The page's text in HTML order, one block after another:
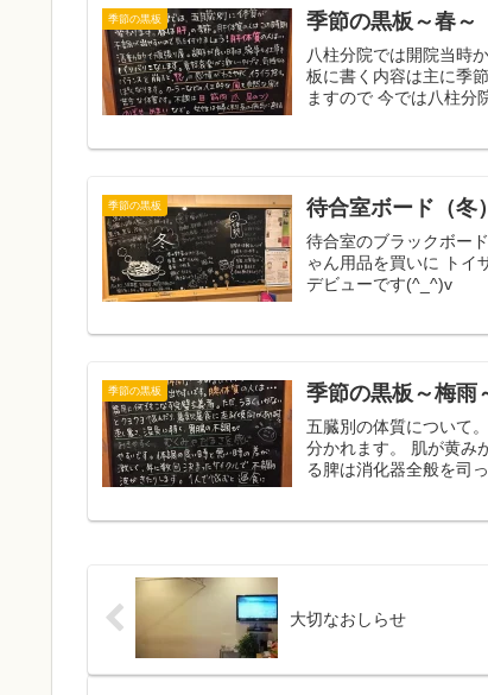
季節の黒板 季節の黒板～春～
八柱分院では開院当時
板に書く内容は主に季
ますので 今では八柱分
季節の黒板 待合室ボード（冬）
待合室のブラックボー
ゃん用品を買いに トイ
デビューです(^_^)v
季節の黒板 季節の黒板～梅雨
五臓別の体質について
分かれます。 肌が黄み
る脾は消化器全般を司
大切なおしらせ